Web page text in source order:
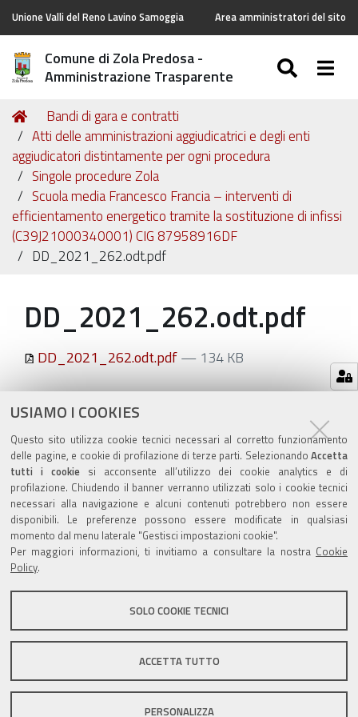
USIAMO I COOKIES
Questo sito utilizza cookie tecnici necessari al corretto funzionamento
delle pagine, e cookie di profilazione di terze parti. Selezionando Accetta
tutti i cookiesi acconsente all’utilizzo dei cookie analytics e di
profilazione. Chiudendo il banner verranno utilizzati solo i cookie tecnici
necessari alla navigazione e alcuni contenuti potrebbero non essere
disponibili. Le preferenze possono essere modificate in qualsiasi
momento dal menu laterale "Gestisci impostazioni cookie".
Per maggiori informazioni, ti invitiamo a consultare la nostra Cookie
Policy.
SOLO COOKIE TECNICI
ACCETTA TUTTO
PERSONALIZZA
Unione Valli del Reno Lavino Samoggia Area amministratori del sito
Comune di Zola Predosa -
Amministrazione Trasparente
Tu
sei
qui:
Home
Bandi di gara e contratti
Atti delle amministrazioni aggiudicatrici e degli enti
aggiudicatori distintamente per ogni procedura
Singole procedure Zola
Scuola media Francesco Francia – interventi di
efficientamento energetico tramite la sostituzione di infissi
(C39J21000340001) CIG 87958916DF
DD_2021_262.odt.pdf
DD_2021_262.odt.pdf
DD_2021_262.odt.pdf— 134 KB
Azioni
sul
documento
ultima modifica 13/09/2021
Valuta questo sito
Sito istituzionale Comune di Zola Predosa